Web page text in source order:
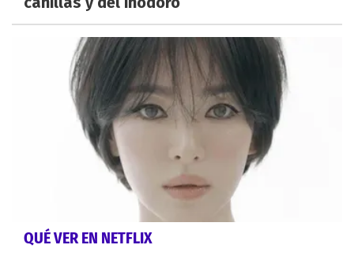
QUÉ VER EN NETFLIX